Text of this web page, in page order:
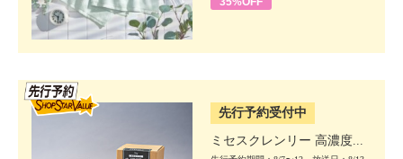
先行予約受付中
ミセスクレンリー 高濃度...